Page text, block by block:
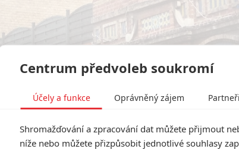
Centrum předvoleb soukromí
Účely a funkce Oprávněný zájem Partneři
Shromažďování a zpracování dat můžete přijmout
níže nebo můžete přizpůsobit jednotlivé souhlasy